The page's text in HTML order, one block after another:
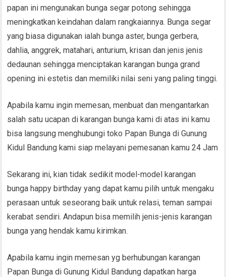
papan ini mengunakan bunga segar potong sehingga
meningkatkan keindahan dalam rangkaiannya. Bunga segar
yang biasa digunakan ialah bunga aster, bunga gerbera,
dahlia, anggrek, matahari, anturium, krisan dan jenis jenis
dedaunan sehingga menciptakan karangan bunga grand
opening ini estetis dan memiliki nilai seni yang paling tinggi.
Apabila kamu ingin memesan, menbuat dan mengantarkan
salah satu ucapan di karangan bunga kami di atas ini kamu
bisa langsung menghubungi toko Papan Bunga di Gunung
Kidul Bandung kami siap melayani pemesanan kamu 24 Jam
Sekarang ini, kian tidak sedikit model-model karangan
bunga happy birthday yang dapat kamu pilih untuk mengaku
perasaan untuk seseorang baik untuk relasi, teman sampai
kerabat sendiri. Andapun bisa memilih jenis-jenis karangan
bunga yang hendak kamu kirimkan.
Apabila kamu ingin memesan yg berhubungan karangan
Papan Bunga di Gunung Kidul Bandung dapatkan harga